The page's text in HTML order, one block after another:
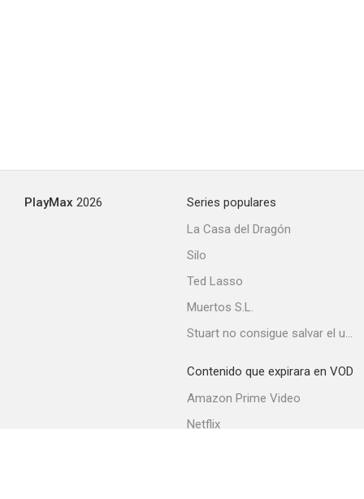
PlayMax 2026
Series populares
La Casa del Dragón
Silo
Ted Lasso
Muertos S.L.
Stuart no consigue salvar el universo
Contenido que expirara en VOD
Amazon Prime Video
Netflix